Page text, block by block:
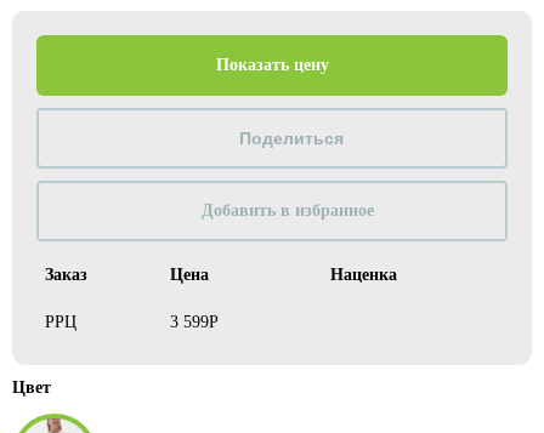
Заказ Цена Наценка
РРЦ 3 599Р
Показать цену
Добавить в избранное
Цвет